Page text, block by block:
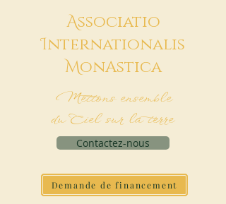
Associatio
Internationalis
MonAstica
Mettons ensemble
du Ciel sur la terre
Contactez-nous
Demande de financement